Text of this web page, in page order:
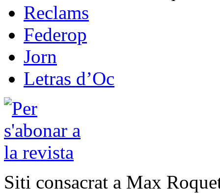
Reclams
Federop
Jorn
Letras d’Oc
Siti consacrat a Max